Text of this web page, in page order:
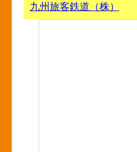
九州旅客鉄道（株）